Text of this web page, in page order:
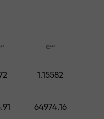
خسائرك
ثلاث
مطبعياً.
يبيع
1.15582
64974.16